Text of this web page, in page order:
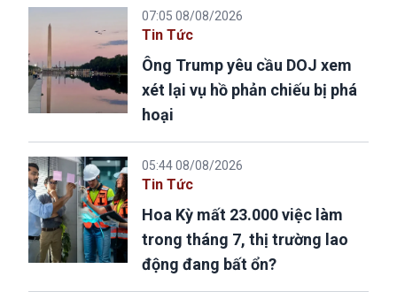
07:05 08/08/2026
Tin Tức
Ông Trump yêu cầu DOJ xem
xét lại vụ hồ phản chiếu bị phá
hoại
05:44 08/08/2026
Tin Tức
Hoa Kỳ mất 23.000 việc làm
trong tháng 7, thị trường lao
động đang bất ổn?